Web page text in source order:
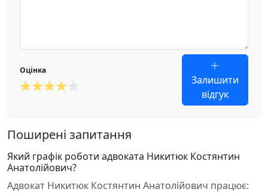
Оцінка
Залишити
відгук
Поширені запитання
Який графік роботи адвоката Никитюк Костянтин
Анатолійович?
Адвокат Никитюк Костянтин Анатолійович працює: